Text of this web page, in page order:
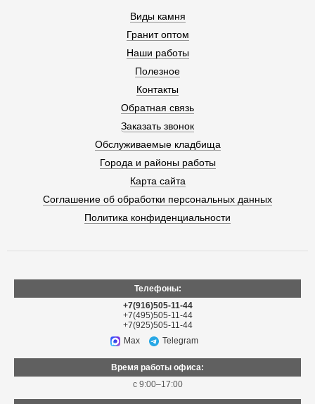
Виды камня
Гранит оптом
Наши работы
Полезное
Контакты
Обратная связь
Заказать звонок
Обслуживаемые кладбища
Города и районы работы
Карта сайта
Соглашение об обработки персональных данных
Политика конфиденциальности
Телефоны:
+7(916)505-11-44
+7(495)505-11-44
+7(925)505-11-44
Max
Telegram
Время работы офиса:
с 9:00–17:00